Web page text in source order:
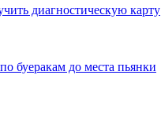
диагностическую карту
буеракам до места пьянки